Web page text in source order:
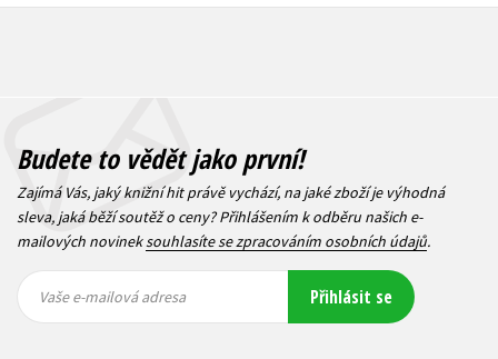
Budete to vědět jako první!
Zajímá Vás, jaký knižní hit právě vychází, na jaké zboží je výhodná
sleva, jaká běží soutěž o ceny? Přihlášením k odběru našich e-
mailových novineksouhlasíte se zpracováním osobních údajů.
mailová
mailová
Vaše e-mailová adresa Přihlásit se